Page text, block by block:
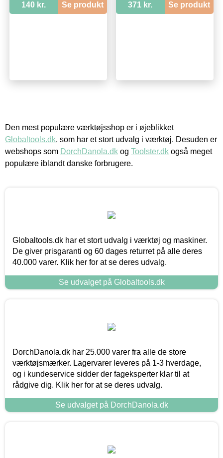
140 kr. Se produkt 371 kr. Se produkt
Den mest populære værktøjsshop er i øjeblikket
Globaltools.dk, som har et stort udvalg i værktøj. Desuden er
webshops som DorchDanola.dk og Toolster.dk også meget
populære iblandt danske forbrugere.
Globaltools.dk har et stort udvalg i værktøj og maskiner.
De giver prisgaranti og 60 dages returret på alle deres
40.000 varer. Klik her for at se deres udvalg.
Se udvalget på Globaltools.dk
DorchDanola.dk har 25.000 varer fra alle de store
værktøjsmærker. Lagervarer leveres på 1-3 hverdage,
og i kundeservice sidder der fageksperter klar til at
rådgive dig. Klik her for at se deres udvalg.
Se udvalget på DorchDanola.dk